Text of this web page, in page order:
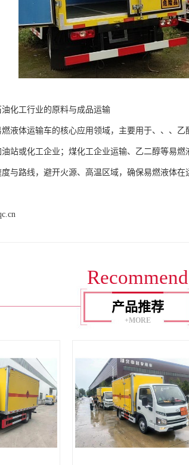
化工行业的原料与成品运输​
液体运输车的核心应用领域，主要用于、、、
站或化工企业；煤化工企业运输、乙二醇等易
与路线，避开火源、高温区域，确保易燃液体
Recommend
产品推荐
+MORE